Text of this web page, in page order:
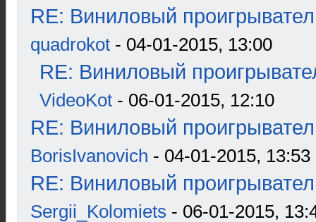
RE: Виниловый
quadrokot - 04-01-2015, 13:00
RE: Виниловый
VideoKot - 06-01-2015, 12:10
RE: Виниловый
BorisIvanovich - 04-01-2015, 13:53
RE: Виниловый
Sergii_Kolomiets - 06-01-2015,